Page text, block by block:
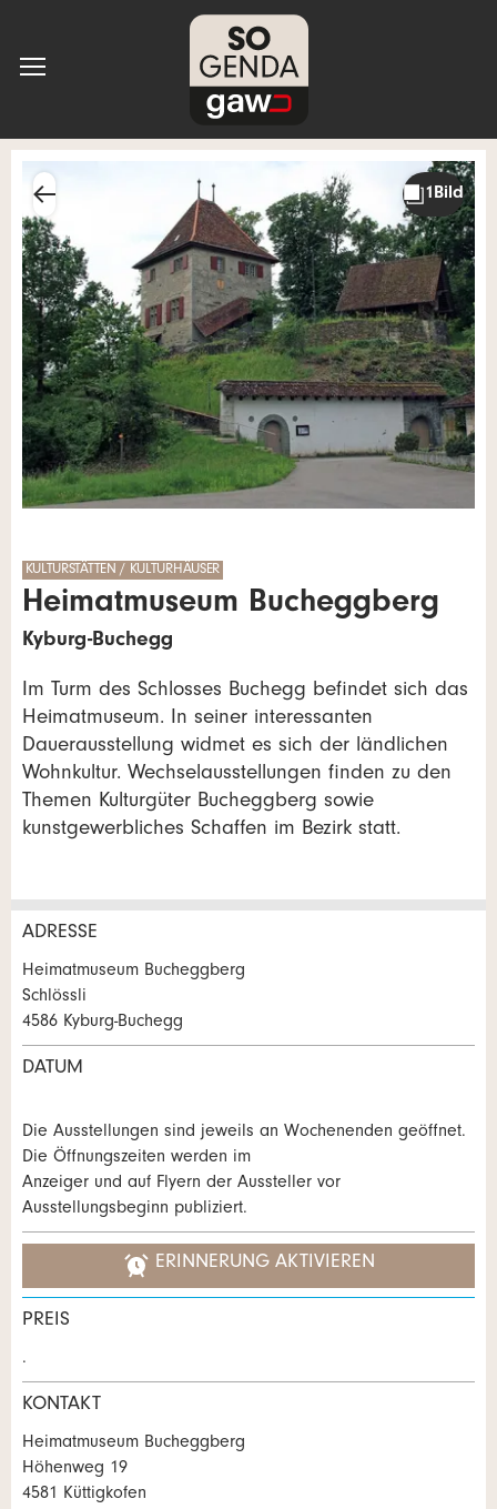
KULTURSTÄTTEN / KULTURHÄUSER
Heimatmuseum Bucheggberg
Kyburg-Buchegg
Im Turm des Schlosses Buchegg befindet sich das
Heimatmuseum. In seiner interessanten
Dauerausstellung widmet es sich der ländlichen
Wohnkultur. Wechselausstellungen finden zu den
Themen Kulturgüter Bucheggberg sowie
kunstgewerbliches Schaffen im Bezirk statt.
Anzeige beanstanden
Ihr Feedback wird sehr geschätzt!
Allgemeines Feedback
Anzeige unvollständig
Anzeige weiterempfehlen
Empfehlen Sie diese Anzeige an Freunde weiter.
ANZEIGE WEITEREMPFEHLEN
ADRESSE
Heimatmuseum Bucheggberg
Schlössli
4586 Kyburg-Buchegg
DATUM
Die Ausstellungen sind jeweils an Wochenenden geöffnet.
Die Öffnungszeiten werden im
Anzeiger und auf Flyern der Aussteller vor
Ausstellungsbeginn publiziert.
ERINNERUNG AKTIVIEREN
PREIS
.
KONTAKT
Heimatmuseum Bucheggberg
Höhenweg 19
4581 Küttigkofen